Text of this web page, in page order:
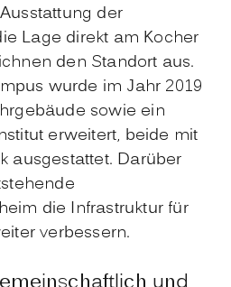
der
Lage direkt am Kocher
den Standort aus.
wurde im Jahr 2019
sowie ein
erweitert, beide mit
ausgestattet. Darüber
die Infrastruktur für
verbessern.